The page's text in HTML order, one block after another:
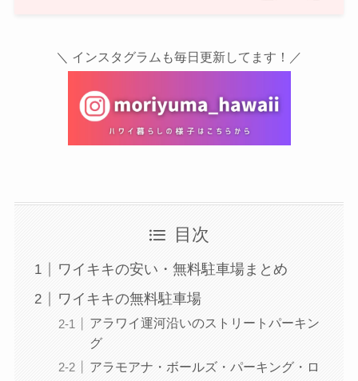
＼ インスタグラムも毎日更新してます！／
目次
ワイキキの安い・無料駐車場まとめ
ワイキキの無料駐車場
アラワイ運河沿いのストリートパーキン
グ
アラモアナ・ボールズ・パーキング・ロ